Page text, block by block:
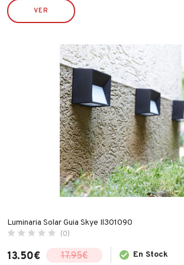
VER
Luminaria Solar Guia Skye Il301090
(0)
17.95€
El
13.50€
El
En Stock